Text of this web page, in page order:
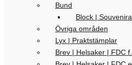
Bund
Block |
Övriga områden
Lyx | Praktstämplar
Brev | Helsaker | FDC